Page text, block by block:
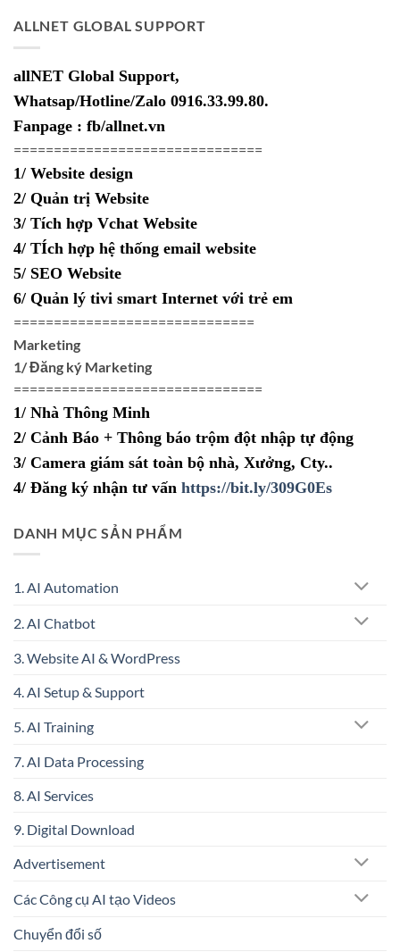
550,000₫.
ALLNET GLOBAL SUPPORT
allNET Global Support,
Whatsap/Hotline/Zalo 0916.33.99.80.
Fanpage : fb/allnet.vn
===============================
1/ Website design
2/ Quản trị Website
3/ Tích hợp Vchat Website
4/ TÍch hợp hệ thống email website
5/ SEO Website
6/ Quản lý tivi smart Internet với trẻ em
==============================
Marketing
1/ Đăng ký Marketing
===============================
1/ Nhà Thông Minh
2/ Cảnh Báo + Thông báo trộm đột nhập tự động
3/ Camera giám sát toàn bộ nhà, Xưởng, Cty..
4/ Đăng ký nhận tư vấn https://bit.ly/309G0Es
DANH MỤC SẢN PHẨM
1. AI Automation
2. AI Chatbot
3. Website AI & WordPress
4. AI Setup & Support
5. AI Training
7. AI Data Processing
8. AI Services
9. Digital Download
Advertisement
Các Công cụ AI tạo Videos
Chuyển đổi số